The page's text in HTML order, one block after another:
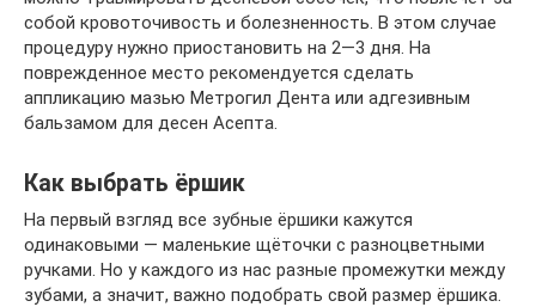
собой кровоточивость и болезненность. В этом случае
процедуру нужно приостановить на 2—3 дня. На
поврежденное место рекомендуется сделать
аппликацию мазью Метрогил Дента или адгезивным
бальзамом для десен Асепта.
Как выбрать ёршик
На первый взгляд все зубные ёршики кажутся
одинаковыми — маленькие щёточки с разноцветными
ручками. Но у каждого из нас разные промежутки между
зубами, а значит, важно подобрать свой размер ёршика.